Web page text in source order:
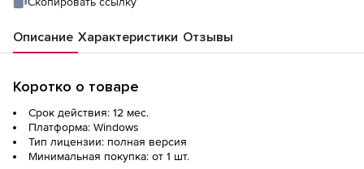
Описание Характеристики Отзывы
Коротко о товаре
Срок действия: 12 мес.
Платформа: Windows
Тип лицензии: полная версия
Минимальная покупка: от 1 шт.